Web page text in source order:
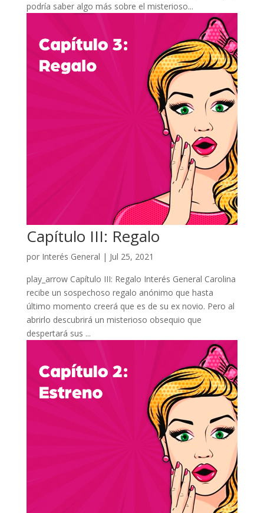
podría saber algo más sobre el misterioso...
Capítulo III: Regalo
por Interés General | Jul 25, 2021
play_arrow Capítulo III: Regalo Interés General Carolina
recibe un sospechoso regalo anónimo que hasta
último momento creerá que es de su ex novio. Pero al
abrirlo descubrirá un misterioso obsequio que
despertará sus ...